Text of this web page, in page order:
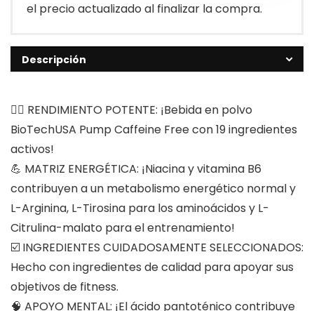
el precio actualizado al finalizar la compra.
Descripción
🏋️‍♂️ RENDIMIENTO POTENTE: ¡Bebida en polvo
BioTechUSA Pump Caffeine Free con 19 ingredientes
activos!
💪 MATRIZ ENERGÉTICA: ¡Niacina y vitamina B6
contribuyen a un metabolismo energético normal y
L-Arginina, L-Tirosina para los aminoácidos y L-
Citrulina-malato para el entrenamiento!
☑️ INGREDIENTES CUIDADOSAMENTE SELECCIONADOS:
Hecho con ingredientes de calidad para apoyar sus
objetivos de fitness.
🧠 APOYO MENTAL: ¡El ácido pantoténico contribuye